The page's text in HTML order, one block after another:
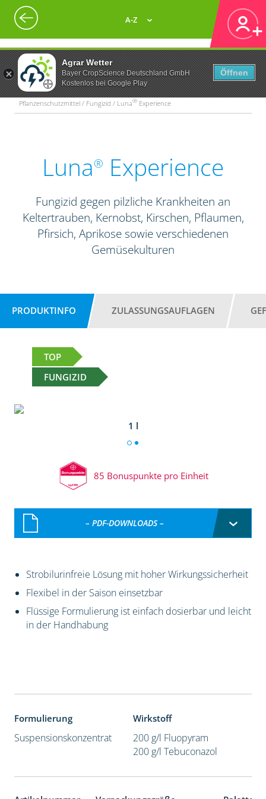
Agrar Wetter
Bayer CropScience Deutschland GmbH
Kostenlos bei Google Play
Öffnen
A-Z
Pflanzenschutzmittel / Fungizid / Luna® Experience
Luna® Experience
Fungizid gegen pilzliche Krankheiten an
Keltertrauben, Kernobst, Kirschen, Pflaumen,
Pfirsich, Aprikose sowie verschiedenen
Gemüsekulturen
PRODUKTINFO ZULASSUNGSAUFLAGEN
TOP
FUNGIZID
1 l
85 Bonuspunkte pro Einheit
– PDF-DOWNLOADS –
Strobilurinfreie Lösung mit hoher Wirkungssicherheit
Flexibel in der Saison einsetzbar
Flüssige Formulierung ist einfach dosierbar und leicht
in der Handhabung
Formulierung
Suspensionskonzentrat
Wirkstoff
200 g/l Fluopyram
200 g/l Tebuconazol